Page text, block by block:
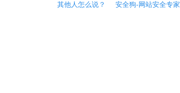
其他人怎么说？ 安全狗-网站安全专家